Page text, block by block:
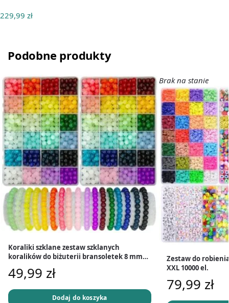
229,99 zł
Podobne produkty
Koraliki szklane zestaw szklanych
koralików do biżuterii bransoletek 8 mm
49,99 zł
Dodaj do koszyka
Brak na stanie
Zestaw do
XXL 10000 el.
79,99 zł